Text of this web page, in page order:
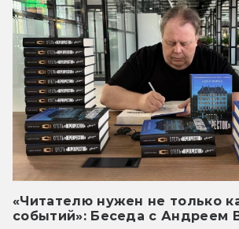
«Читателю нужен не только
событий»: Беседа с Андреем